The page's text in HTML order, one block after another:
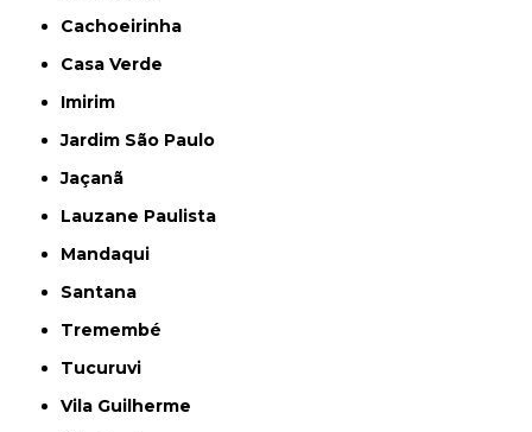
Cachoeirinha
Casa Verde
Imirim
Jardim São Paulo
Jaçanã
Lauzane Paulista
Mandaqui
Santana
Tremembé
Tucuruvi
Vila Guilherme